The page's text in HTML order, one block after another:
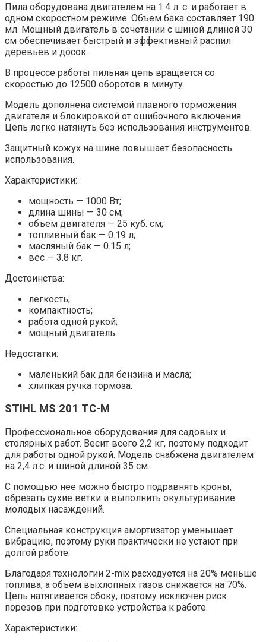
Пила оборудована двигателем на 1.4 л. с. и работает в
одном скоростном режиме. Объем бака составляет 190
мл. Мощный двигатель в сочетании с шиной длиной 30
см обеспечивает быстрый и эффективный распил
деревьев и досок.
В процессе работы пильная цепь вращается со
скоростью до 12500 оборотов в минуту.
Модель дополнена системой плавного торможения
двигателя и блокировкой от ошибочного включения.
Цепь легко натянуть без использования инструментов.
Защитный кожух на шине повышает безопасность
использования.
Характеристики:
мощность — 1000 Вт;
длина шины — 30 см;
объем двигателя — 25 куб. см;
топливный бак — 0.19 л;
масляный бак — 0.15 л;
вес — 3.8 кг.
Достоинства:
легкость;
компактность;
работа одной рукой;
мощный двигатель.
Недостатки:
маленький бак для бензина и масла;
хлипкая ручка тормоза.
STIHL MS 201 TC-M
Профессиональное оборудования для садовых и
столярных работ. Весит всего 2,2 кг, поэтому подходит
для работы одной рукой. Модель снабжена двигателем
на 2,4 л.с. и шиной длиной 35 см.
С помощью нее можно быстро подравнять кроны,
обрезать сухие ветки и выполнить окультуривание
молодых насаждений.
Специальная конструкция амортизатор уменьшает
вибрацию, поэтому руки практически не устают при
долгой работе.
Благодаря технологии 2-mix расходуется на 20% меньше
топлива, а объем выхлопных газов снижается на 70%.
Цепь натягивается сбоку, поэтому исключен риск
порезов при подготовке устройства к работе.
Характеристики: